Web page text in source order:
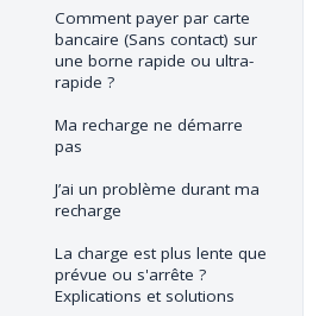
Comment payer par carte
bancaire (Sans contact) sur
une borne rapide ou ultra-
rapide ?
Ma recharge ne démarre
pas
J’ai un problème durant ma
recharge
La charge est plus lente que
prévue ou s'arrête ?
Explications et solutions